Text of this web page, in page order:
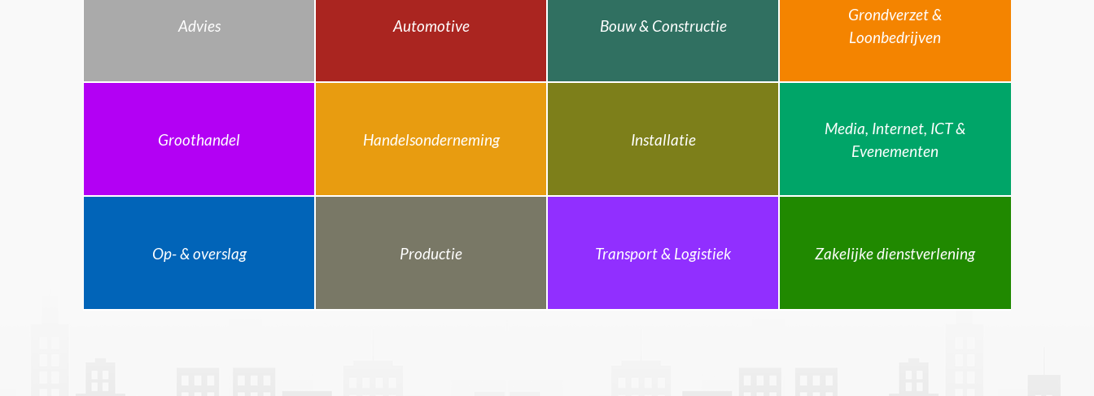
Advies Automotive Bouw & Constructie
Grondverzet &
Loonbedrijven
Groothandel Handelsonderneming Installatie
Media, Internet, ICT &
Evenementen
Op- & overslag Productie Transport & Logistiek Zakelijke dienstverlening